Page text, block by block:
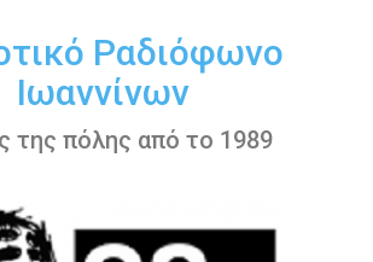
Ραδιόφωνο
Ιωαννίνων
της πόλης από το 1989